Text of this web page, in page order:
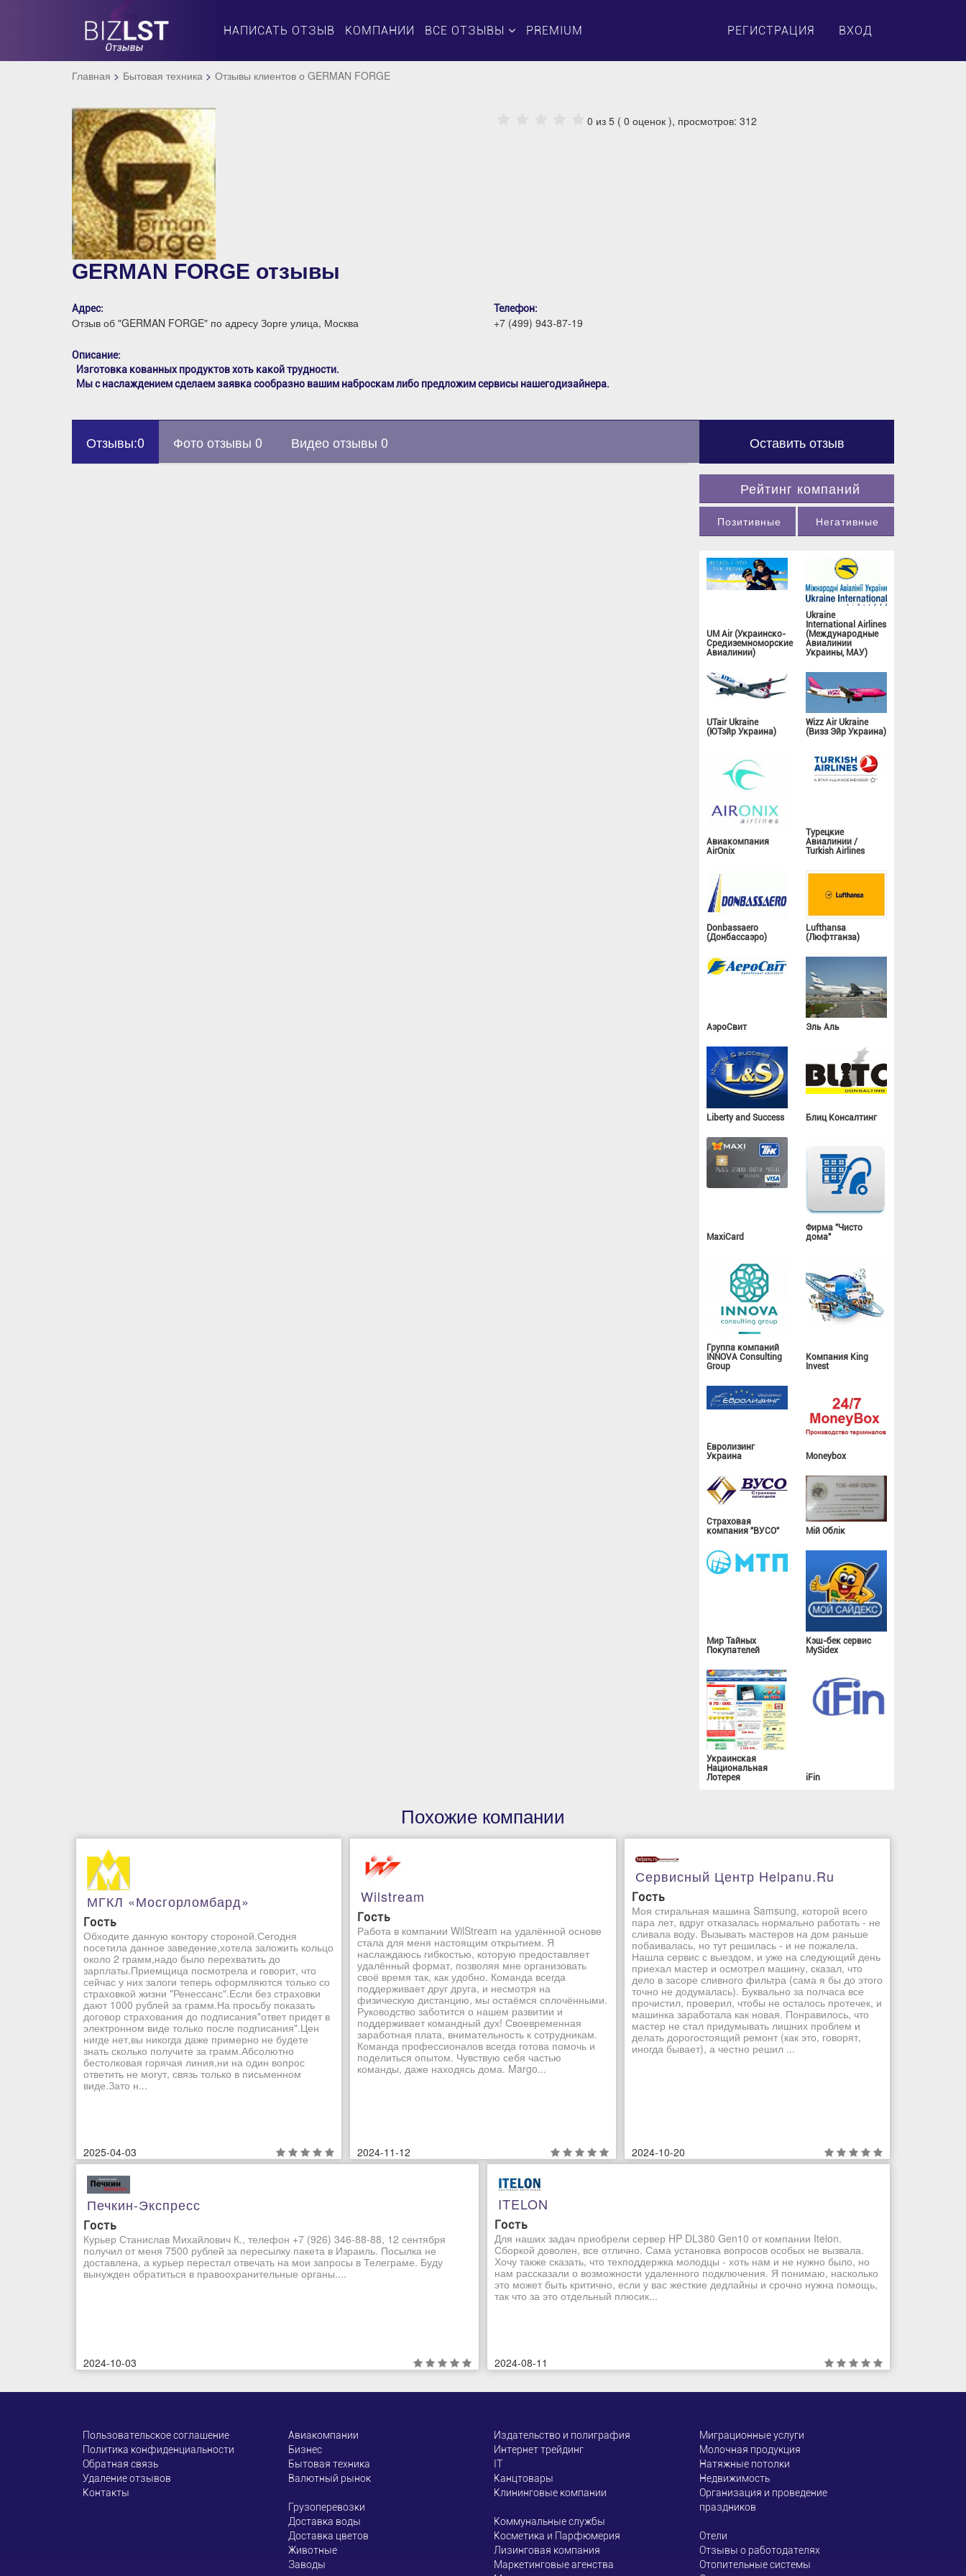
НАПИСАТЬ ОТЗЫВ КОМПАНИИ ВСЕ ОТЗЫВЫ PREMIUM РЕГИСТРАЦИЯ ВХОД
Главная Бытовая техника Отзывы клиентов о GERMAN FORGE
GERMAN FORGE отзывы
0 из 5 ( 0 оценок ), просмотров: 312
Адрес:
Отзыв об "GERMAN FORGE" по адресу Зорге улица, Москва
Телефон:
+7 (499) 943-87-19
Описание:
Изготовка кованных продуктов хоть какой трудности.
Мы с наслаждением сделаем заявка сообразно вашим наброскам либо предложим сервисы нашегодизайнера.
Отзывы:0 Фото отзывы 0 Видео отзывы 0 Оставить отзыв
Рейтинг компаний
Позитивные Негативные
UM Air (Украинско-
Средиземноморские
Авиалинии)
Ukraine
International Airlines
(Международные
Авиалинии
Украины, МАУ)
UTair Ukraine
(ЮТэйр Украина)
Wizz Air Ukraine
(Визз Эйр Украина)
Авиакомпания
AirOnix
Турецкие
Авиалинии /
Turkish Airlines
Donbassaero
(Донбассаэро)
Lufthansa
(Люфтганза)
АэроСвит Эль Аль
Liberty and Success Блиц Консалтинг
MaxiCard
Фирма "Чисто
дома"
Группа компаний
INNOVA Consulting
Group
Компания King
Invest
Евролизинг
Украина
Moneybox
Страховая
компания "ВУСО"
Мій Облік
Мир Тайных
Покупателей
Кэш-бек сервис
MySidex
Украинская
Национальная
Лотерея
iFin
Похожие компании
МГКЛ «Мосгорломбард»
Гость
Обходите данную контору стороной.Сегодня
посетила данное заведение,хотела заложить кольцо
около 2 грамм,надо было перехватить до
зарплаты.Приемщица посмотрела и говорит, что
сейчас у них залоги теперь оформляются только со
страховкой жизни "Ренессанс".Если без страховки
дают 1000 рублей за грамм.На просьбу показать
договор страхования до подписания"ответ придет в
электронном виде только после подписания".Цен
нигде нет,вы никогда даже примерно не будете
знать сколько получите за грамм.Абсолютно
бестолковая горячая линия,ни на один вопрос
ответить не могут, связь только в письменном
виде.Зато н...
2025-04-03
Wilstream
Гость
Работа в компании WilStream на удалённой основе
стала для меня настоящим открытием. Я
наслаждаюсь гибкостью, которую предоставляет
удалённый формат, позволяя мне организовать
своё время так, как удобно. Команда всегда
поддерживает друг друга, и несмотря на
физическую дистанцию, мы остаёмся сплочёнными.
Руководство заботится о нашем развитии и
поддерживает командный дух! Своевременная
заработная плата, внимательность к сотрудникам.
Команда профессионалов всегда готова помочь и
поделиться опытом. Чувствую себя частью
команды, даже находясь дома. Margo...
2024-11-12
Сервисный Центр Helpanu.ru
Гость
Моя стиральная машина Samsung, которой всего
пара лет, вдруг отказалась нормально работать - не
сливала воду. Вызывать мастеров на дом раньше
побаивалась, но тут решилась - и не пожалела.
Нашла сервис с выездом, и уже на следующий день
приехал мастер и осмотрел машину, сказал, что
дело в засоре сливного фильтра (сама я бы до этого
точно не додумалась). Буквально за полчаса все
прочистил, проверил, чтобы не осталось протечек, и
машинка заработала как новая. Понравилось, что
мастер не стал придумывать лишних проблем и
делать дорогостоящий ремонт (как это, говорят,
иногда бывает), а честно решил ...
2024-10-20
Печкин-Экспресс
Гость
Курьер Станислав Михайлович К., телефон +7 (926) 346-88-88, 12 сентября
получил от меня 7500 рублей за пересылку пакета в Израиль. Посылка не
доставлена, а курьер перестал отвечать на мои запросы в Телеграме. Буду
вынужден обратиться в правоохранительные органы....
2024-10-03
ITELON
Гость
Для наших задач приобрели сервер HP DL380 Gen10 от компании Itelon.
Сборкой доволен, все отлично. Сама установка вопросов особых не вызвала.
Хочу также сказать, что техподдержка молодцы - хоть нам и не нужно было, но
нам рассказали о возможности удаленного подключения. Я понимаю, насколько
это может быть критично, если у вас жесткие дедлайны и срочно нужна помощь,
так что за это отдельный плюсик...
2024-08-11
Пользовательское соглашение
Политика конфиденциальности
Обратная связь
Удаление отзывов
Контакты
Авиакомпании
Бизнес
Бытовая техника
Валютный рынок
Грузоперевозки
Доставка воды
Доставка цветов
Животные
Заводы
Издательство и полиграфия
Интернет трейдинг
ІТ
Канцтовары
Клининговые компании
Коммунальные службы
Косметика и Парфюмерия
Лизинговая компания
Маркетинговые агенства
Миграционные услуги
Молочная продукция
Натяжные потолки
Недвижимость
Организация и проведение
праздников
Отели
Отзывы о работодателях
Отопительные системы